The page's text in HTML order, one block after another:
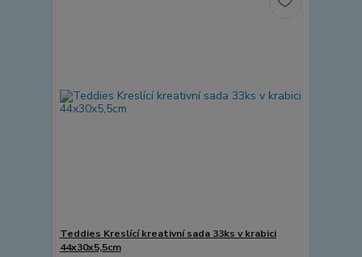
Teddies Kreslící kreativní sada 33ks v krabici
44x30x5,5cm